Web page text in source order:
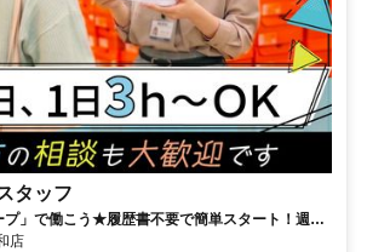
タッフ
プ」で働こう★履歴書不要で簡単スタート！週2
タイルに合わせて無理なく勤務OK
店